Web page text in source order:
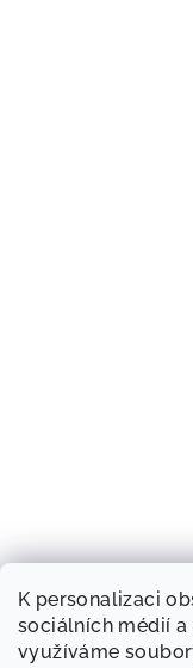
K personalizaci
sociálních médií a
využíváme